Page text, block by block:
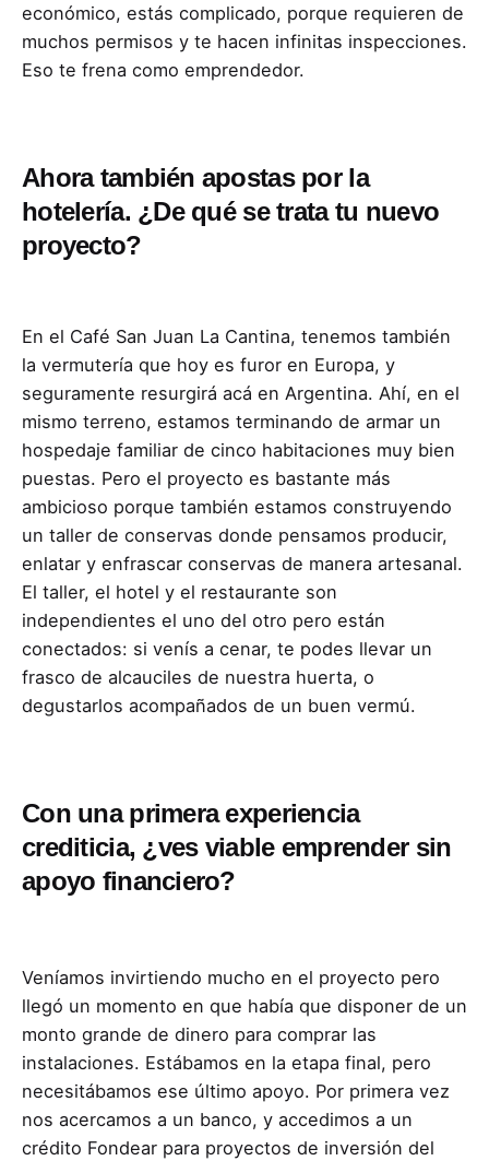
económico, estás complicado, porque requieren de
muchos permisos y te hacen infinitas inspecciones.
Eso te frena como emprendedor.
Ahora también apostas por la
hotelería. ¿De qué se trata tu nuevo
proyecto?
En el Café San Juan La Cantina, tenemos también
la vermutería que hoy es furor en Europa, y
seguramente resurgirá acá en Argentina. Ahí, en el
mismo terreno, estamos terminando de armar un
hospedaje familiar de cinco habitaciones muy bien
puestas. Pero el proyecto es bastante más
ambicioso porque también estamos construyendo
un taller de conservas donde pensamos producir,
enlatar y enfrascar conservas de manera artesanal.
El taller, el hotel y el restaurante son
independientes el uno del otro pero están
conectados: si venís a cenar, te podes llevar un
frasco de alcauciles de nuestra huerta, o
degustarlos acompañados de un buen vermú.
Con una primera experiencia
crediticia, ¿ves viable emprender sin
apoyo financiero?
Veníamos invirtiendo mucho en el proyecto pero
llegó un momento en que había que disponer de un
monto grande de dinero para comprar las
instalaciones. Estábamos en la etapa final, pero
necesitábamos ese último apoyo. Por primera vez
nos acercamos a un banco, y accedimos a un
crédito Fondear para proyectos de inversión del